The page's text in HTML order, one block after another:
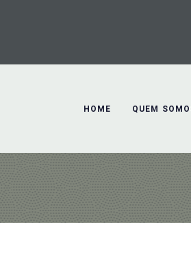
HOME QUEM